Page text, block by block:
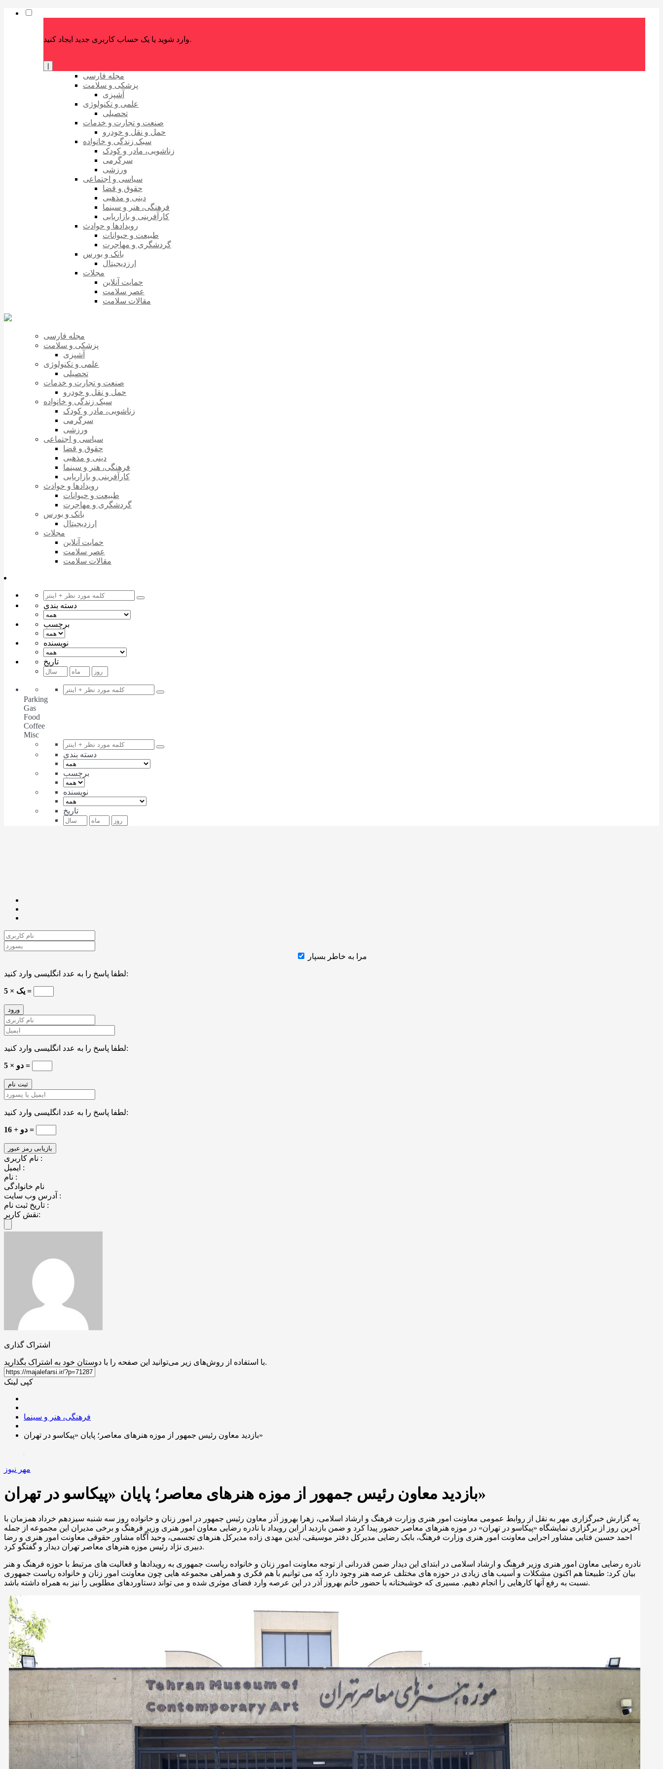
وارد شوید یا یک حساب کاربری جدید ایجاد کنید.
مجله فارسی
پزشکی و سلامت
آشپزی
علمی و تکنولوژی
تحصیلی
صنعت و تجارت و خدمات
حمل و نقل و خودرو
سبک زندگی و خانواده
زناشویی، مادر و کودک
سرگرمی
ورزشی
سیاسی و اجتماعی
حقوق و قضا
دینی و مذهبی
فرهنگی، هنر و سینما
کارآفرینی و بازاریابی
رویدادها و حوادث
طبیعت و حیوانات
گردشگری و مهاجرت
بانک و بورس
ارزدیجیتال
مجلات
حمایت آنلاین
عصر سلامت
مقالات سلامت
مجله فارسی
پزشکی و سلامت
آشپزی
علمی و تکنولوژی
تحصیلی
صنعت و تجارت و خدمات
حمل و نقل و خودرو
سبک زندگی و خانواده
زناشویی، مادر و کودک
سرگرمی
ورزشی
سیاسی و اجتماعی
حقوق و قضا
دینی و مذهبی
فرهنگی، هنر و سینما
کارآفرینی و بازاریابی
رویدادها و حوادث
طبیعت و حیوانات
گردشگری و مهاجرت
بانک و بورس
ارزدیجیتال
مجلات
حمایت آنلاین
عصر سلامت
مقالات سلامت
دسته بندی
برچسب
نویسنده
تاریخ
Parking
Gas
Food
Coffee
Misc
دسته بندی
برچسب
نویسنده
تاریخ
مرا به خاطر بسپار
لطفا پاسخ را به عدد انگلیسی وارد کنید:
5 × یک =
لطفا پاسخ را به عدد انگلیسی وارد کنید:
5 × دو =
لطفا پاسخ را به عدد انگلیسی وارد کنید:
16 + دو =
نام کاربری :
ایمیل :
نام :
نام خانوادگی
آدرس وب سایت :
تاریخ ثبت نام :
نقش کاربر:
اشتراک گذاری
با استفاده از روش‌های زیر می‌توانید این صفحه را با دوستان خود به اشتراک بگذارید.
کپی لینک
فرهنگی، هنر و سینما
بازدید معاون رئیس جمهور از موزه هنرهای معاصر؛ پایان «پیکاسو در تهران»
مهر نیوز
بازدید معاون رئیس جمهور از موزه هنرهای معاصر؛ پایان «پیکاسو در تهران»
به گزارش خبرگزاری مهر به نقل از روابط عمومی معاونت امور هنری وزارت فرهنگ و ارشاد اسلامی، زهرا بهروز آذر معاون رئیس جمهور در امور زنان و خانواده روز سه شنبه سیزدهم خرداد همزمان با
آخرین روز از برگزاری نمایشگاه «پیکاسو در تهران» در موزه هنرهای معاصر حضور پیدا کرد و ضمن بازدید از این رویداد با نادره رضایی معاون امور هنری وزیر فرهنگ و برخی مدیران این مجموعه از جمله
احمد حسین فتایی مشاور اجرایی معاونت امور هنری وزارت فرهنگ، بابک رضایی مدیرکل دفتر موسیقی، آیدین مهدی زاده مدیرکل هنرهای تجسمی، وحید آگاه مشاور حقوقی معاونت امور هنری و رضا
دبیری نژاد رئیس موزه هنرهای معاصر تهران دیدار و گفتگو کرد.
نادره رضایی معاون امور هنری وزیر فرهنگ و ارشاد اسلامی در ابتدای این دیدار ضمن قدردانی از توجه معاونت امور زنان و خانواده ریاست جمهوری به رویدادها و فعالیت های مرتبط با حوزه فرهنگ و هنر
بیان کرد: طبیعتاً هم اکنون مشکلات و آسیب های زیادی در حوزه های مختلف عرصه هنر وجود دارد که می توانیم با هم فکری و همراهی مجموعه هایی چون معاونت امور زنان و خانواده ریاست جمهوری
نسبت به رفع آنها کارهایی را انجام دهیم. مسیری که خوشبختانه با حضور خانم بهروز آذر در این عرصه وارد فضای موثری شده و می تواند دستاوردهای مطلوبی را نیز به همراه داشته باشد.